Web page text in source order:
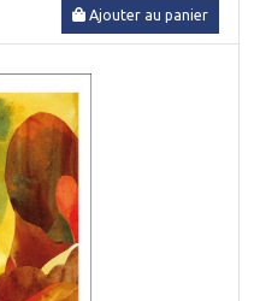
Ajouter au panier